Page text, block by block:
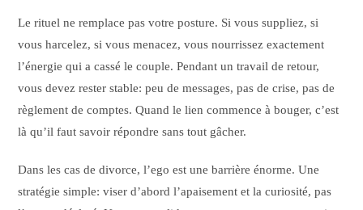
Le rituel ne remplace pas votre posture. Si vous suppliez, si
vous harcelez, si vous menacez, vous nourrissez exactement
l’énergie qui a cassé le couple. Pendant un travail de retour,
vous devez rester stable: peu de messages, pas de crise, pas de
règlement de comptes. Quand le lien commence à bouger, c’est
là qu’il faut savoir répondre sans tout gâcher.
Dans les cas de divorce, l’ego est une barrière énorme. Une
stratégie simple: viser d’abord l’apaisement et la curiosité, pas